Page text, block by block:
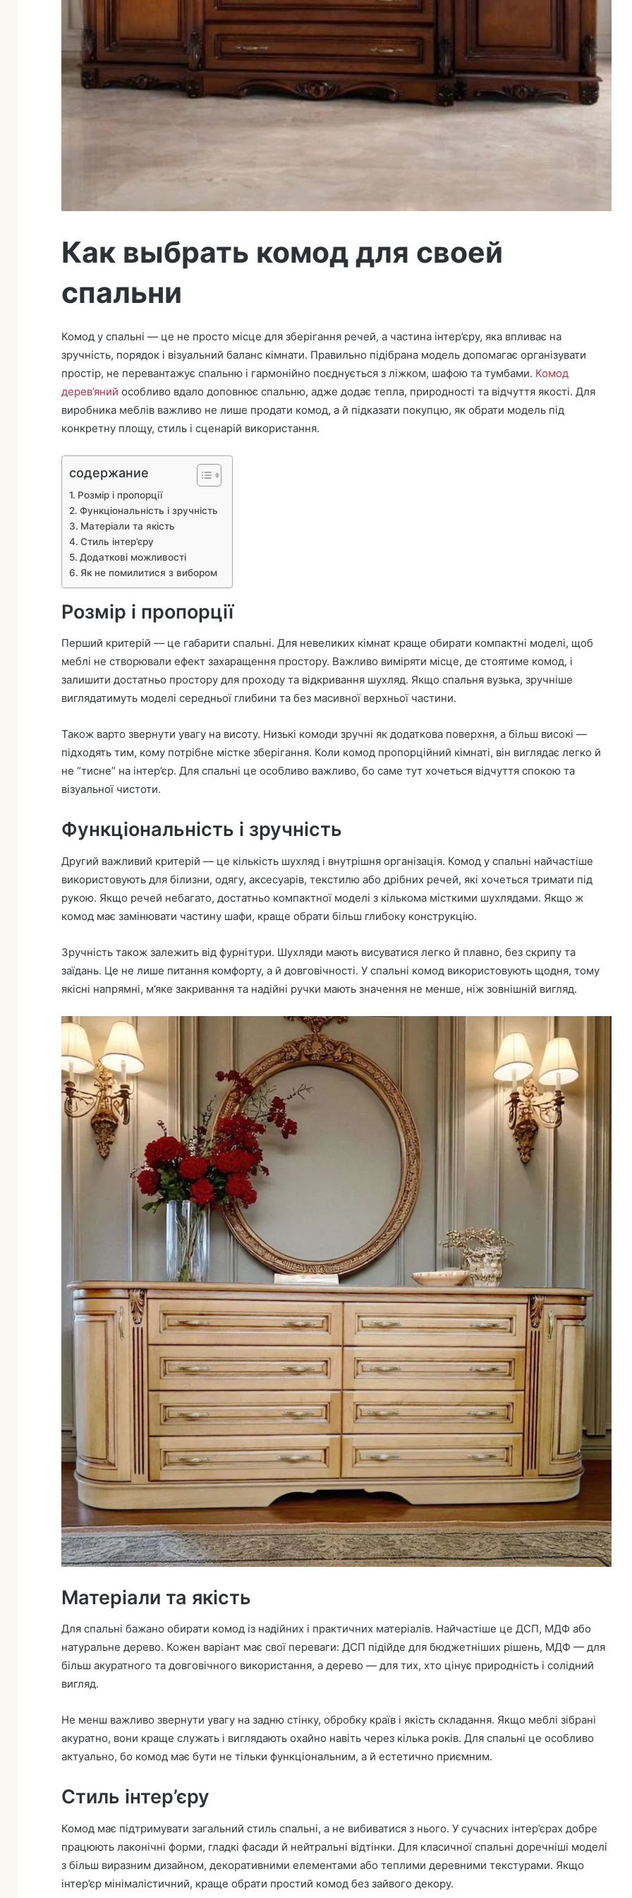
Как выбрать комод для своей
спальни
Комод у спальні — це не просто місце для зберігання речей, а частина інтер’єру, яка впливає на
зручність, порядок і візуальний баланс кімнати. Правильно підібрана модель допомагає організувати
простір, не перевантажує спальню і гармонійно поєднується з ліжком, шафою та тумбами. Комод
дерев’яний особливо вдало доповнює спальню, адже додає тепла, природності та відчуття якості. Для
виробника меблів важливо не лише продати комод, а й підказати покупцю, як обрати модель під
конкретну площу, стиль і сценарій використання.
содержание
Розмір і пропорції
Функціональність і зручність
Матеріали та якість
Стиль інтер’єру
Додаткові можливості
Як не помилитися з вибором
Розмір і пропорції
Перший критерій — це габарити спальні. Для невеликих кімнат краще обирати компактні моделі, щоб
меблі не створювали ефект захаращення простору. Важливо виміряти місце, де стоятиме комод, і
залишити достатньо простору для проходу та відкривання шухляд. Якщо спальня вузька, зручніше
виглядатимуть моделі середньої глибини та без масивної верхньої частини.
Також варто звернути увагу на висоту. Низькі комоди зручні як додаткова поверхня, а більш високі —
підходять тим, кому потрібне містке зберігання. Коли комод пропорційний кімнаті, він виглядає легко й
не “тисне” на інтер’єр. Для спальні це особливо важливо, бо саме тут хочеться відчуття спокою та
візуальної чистоти.
Функціональність і зручність
Другий важливий критерій — це кількість шухляд і внутрішня організація. Комод у спальні найчастіше
використовують для білизни, одягу, аксесуарів, текстилю або дрібних речей, які хочеться тримати під
рукою. Якщо речей небагато, достатньо компактної моделі з кількома місткими шухлядами. Якщо ж
комод має замінювати частину шафи, краще обрати більш глибоку конструкцію.
Зручність також залежить від фурнітури. Шухляди мають висуватися легко й плавно, без скрипу та
заїдань. Це не лише питання комфорту, а й довговічності. У спальні комод використовують щодня, тому
якісні напрямні, м’яке закривання та надійні ручки мають значення не менше, ніж зовнішній вигляд.
Матеріали та якість
Для спальні бажано обирати комод із надійних і практичних матеріалів. Найчастіше це ДСП, МДФ або
натуральне дерево. Кожен варіант має свої переваги: ДСП підійде для бюджетніших рішень, МДФ — для
більш акуратного та довговічного використання, а дерево — для тих, хто цінує природність і солідний
вигляд.
Не менш важливо звернути увагу на задню стінку, обробку країв і якість складання. Якщо меблі зібрані
акуратно, вони краще служать і виглядають охайно навіть через кілька років. Для спальні це особливо
актуально, бо комод має бути не тільки функціональним, а й естетично приємним.
Стиль інтер’єру
Комод має підтримувати загальний стиль спальні, а не вибиватися з нього. У сучасних інтер’єрах добре
працюють лаконічні форми, гладкі фасади й нейтральні відтінки. Для класичної спальні доречніші моделі
з більш виразним дизайном, декоративними елементами або теплими деревними текстурами. Якщо
інтер’єр мінімалістичний, краще обрати простий комод без зайвого декору.